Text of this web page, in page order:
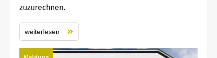
zuzurechnen.
weiterlesen